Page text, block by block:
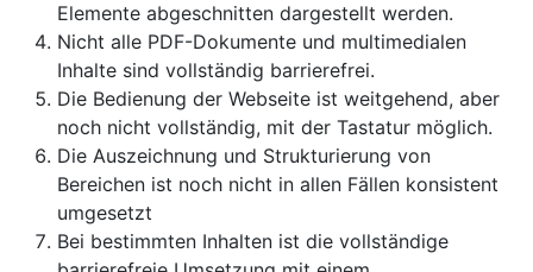
Elemente abgeschnitten dargestellt werden.
Nicht alle PDF-Dokumente und multimedialen
Inhalte sind vollständig barrierefrei.
Die Bedienung der Webseite ist weitgehend, aber
noch nicht vollständig, mit der Tastatur möglich.
Die Auszeichnung und Strukturierung von
Bereichen ist noch nicht in allen Fällen konsistent
umgesetzt
Bei bestimmten Inhalten ist die vollständige